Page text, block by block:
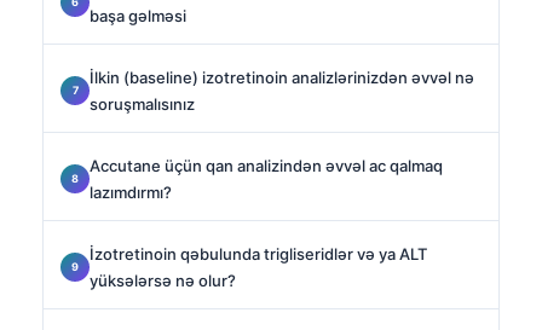
başa gəlməsi
İlkin (baseline) izotretinoin analizlərinizdən əvvəl nə
soruşmalısınız
Accutane üçün qan analizindən əvvəl ac qalmaq
lazımdırmı?
İzotretinoin qəbulunda trigliseridlər və ya ALT
yüksələrsə nə olur?